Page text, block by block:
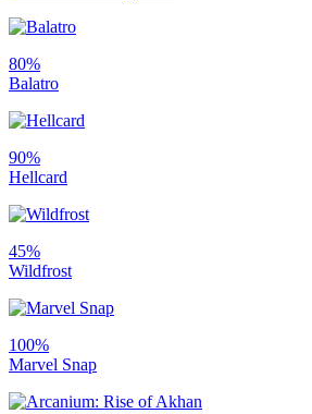
80%
Balatro
90%
Hellcard
45%
Wildfrost
100%
Marvel Snap